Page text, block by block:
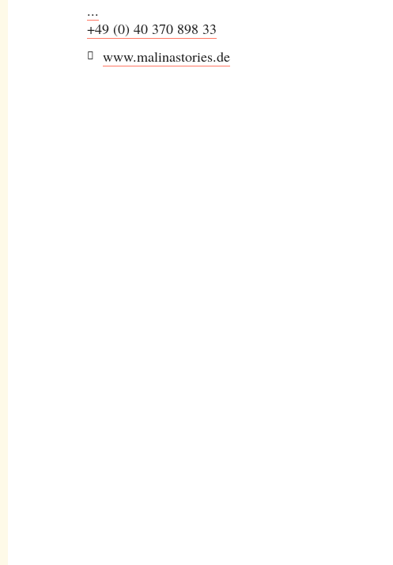
...
+49 (0) 40 370 898 33
www.malinastories.de